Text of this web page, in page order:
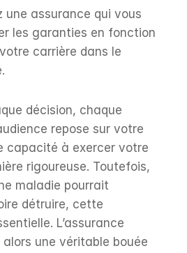
une assurance qui vous
les garanties en fonction
carrière dans le
décision, chaque
repose sur votre
capacité à exercer votre
rigoureuse. Toutefois,
maladie pourrait
détruire, cette
L’assurance
une véritable bouée